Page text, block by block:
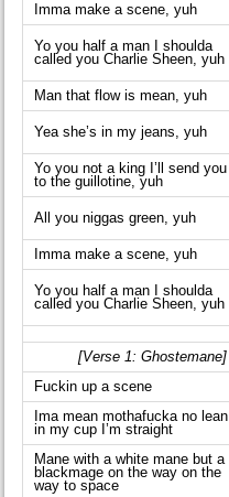
Imma make a scene, yuh
Yo you half a man I shoulda
called you Charlie Sheen, yuh
Man that flow is mean, yuh
Yea she’s in my jeans, yuh
Yo you not a king I’ll send you
to the guillotine, yuh
All you niggas green, yuh
Imma make a scene, yuh
Yo you half a man I shoulda
called you Charlie Sheen, yuh
[Verse 1: Ghostemane]
Fuckin up a scene
Ima mean mothafucka no lean
in my cup I’m straight
Mane with a white mane but a
blackmage on the way on the
way to space